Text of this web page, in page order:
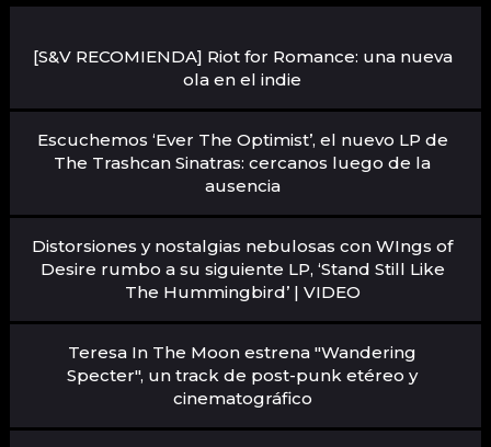
[S&V RECOMIENDA] Riot for Romance: una nueva
ola en el indie
Escuchemos ‘Ever The Optimist’, el nuevo LP de
The Trashcan Sinatras: cercanos luego de la
ausencia
Distorsiones y nostalgias nebulosas con WIngs of
Desire rumbo a su siguiente LP, ‘Stand Still Like
The Hummingbird’ | VIDEO
Teresa In The Moon estrena "Wandering
Specter", un track de post-punk etéreo y
cinematográfico